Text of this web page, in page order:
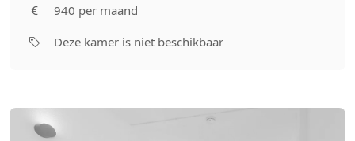
940 per maand
Deze kamer is niet beschikbaar